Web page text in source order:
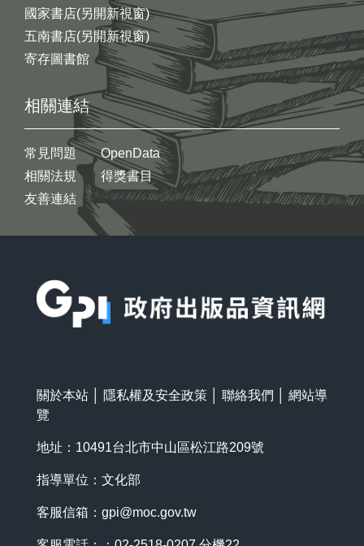
國家書店(另開新視窗)
五南書店(另開新視窗)
寄存圖書館
相關連結
常見問題
相關法規
友善連結
OpenData
得獎書目
關於本站 隱私權及安全政策 聯絡我們
網站導
覽
地址：10491台北市中山區松江路209號
指導單位：文化部
客服信箱： gpi@moc.gov.tw